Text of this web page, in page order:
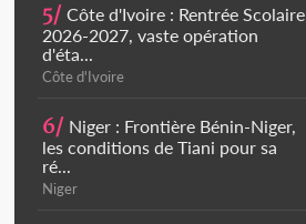
5/ Côte d'Ivoire : Rentrée Scolaire
2026-2027, vaste opération
d'éta...
Côte d'Ivoire
6/ Niger : Frontière Bénin-Niger,
les conditions de Tiani pour sa
ré...
Niger